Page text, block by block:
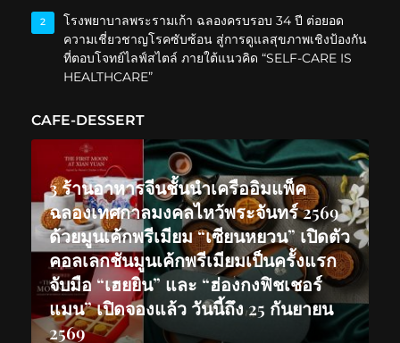
2
โรงพยาบาลพระรามเก้า ฉลองครบรอบ 34 ปี ต่อยอด
ความเชี่ยวชาญโรคซับซ้อน สู่การดูแลสุขภาพเชิงป้องกัน
ที่ตอบโจทย์ไลฟ์สไตล์ ภายใต้แนวคิด “SELF-CARE IS
HEALTHCARE”
CAFE-DESSERT
3 ร้านอาหารจีนชั้นนำเครืออิมแพ็ค
ฉลองเทศกาลมงคลไหว้พระจันทร์ 2569
ด้วยมูนเค้กพรีเมียม “เซียนหยวน” เปิดตัว
คอลเลกชันมูนเค้กพรีเมียมเป็นครั้งแรก
จับมือ “เฮยยิน” และ “ฮ่องกงฟิชเชอร์
แมน” เปิดจองแล้ว วันนี้ถึง 25 กันยายน
2569